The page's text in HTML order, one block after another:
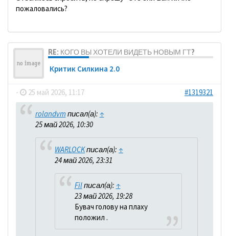
пожаловались?
RE: КОГО ВЫ ХОТЕЛИ ВИДЕТЬ НОВЫМ ГТ?
Критик Силкина 2.0
- 25 май 2026, 11:17 #1319321
rolandvmписал(а): ↑
25 май 2026, 10:30
WARLOCKписал(а): ↑
24 май 2026, 23:31
Filписал(а): ↑
23 май 2026, 19:28
Бувач голову на плаху
положил .